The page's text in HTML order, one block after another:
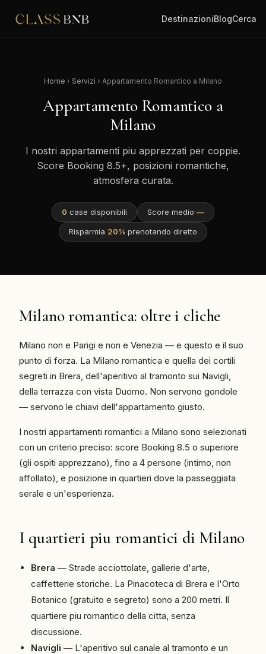
DestinazioniBlogCerca
Home › Servizi › Appartamento Romantico a Milano
Appartamento Romantico a
Milano
I nostri appartamenti piu apprezzati per coppie.
Score Booking 8.5+, posizioni romantiche,
atmosfera curata.
0 case disponibili Score medio —
Risparmia 20% prenotando diretto
Milano romantica: oltre i cliche
Milano non e Parigi e non e Venezia — e questo e il suo
punto di forza. La Milano romantica e quella dei cortili
segreti in Brera, dell'aperitivo al tramonto sui Navigli,
della terrazza con vista Duomo. Non servono gondole
— servono le chiavi dell'appartamento giusto.
I nostri appartamenti romantici a Milano sono selezionati
con un criterio preciso: score Booking 8.5 o superiore
(gli ospiti apprezzano), fino a 4 persone (intimo, non
affollato), e posizione in quartieri dove la passeggiata
serale e un'esperienza.
I quartieri piu romantici di Milano
Brera — Strade acciottolate, gallerie d'arte,
caffetterie storiche. La Pinacoteca di Brera e l'Orto
Botanico (gratuito e segreto) sono a 200 metri. Il
quartiere piu romantico della citta, senza
discussione.
Navigli — L'aperitivo sul canale al tramonto e un